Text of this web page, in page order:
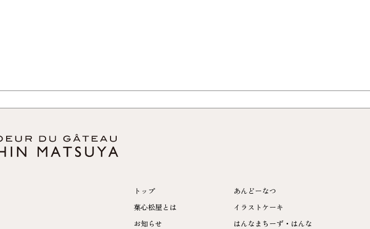
トップ
菓心松屋とは
お知らせ
あんどーなつ
イラストケーキ
はんなまちーず・はんな